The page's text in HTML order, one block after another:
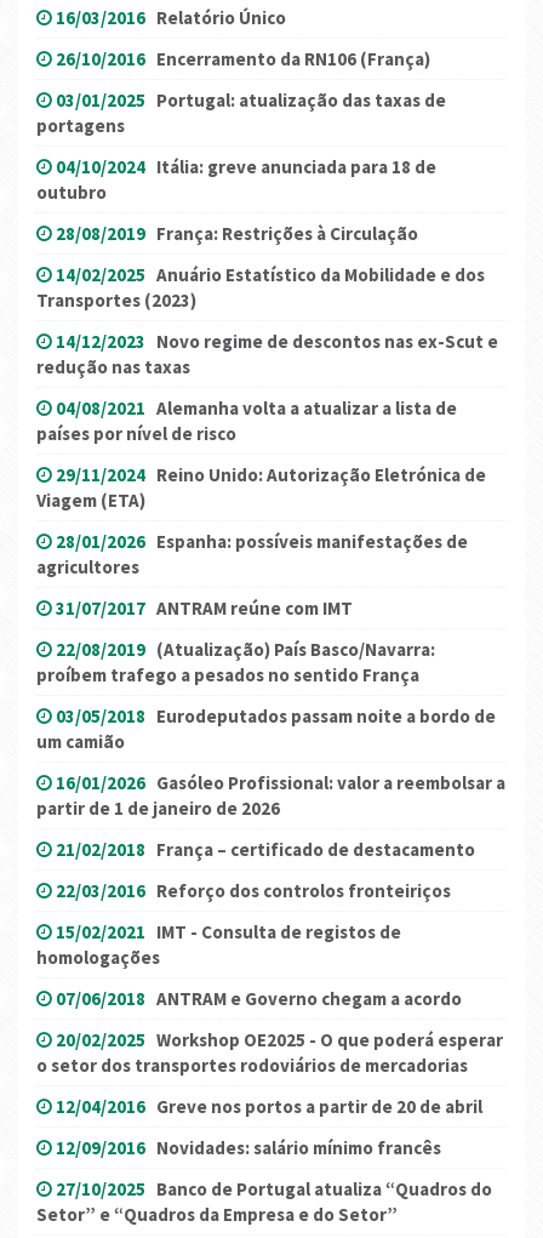
16/03/2016 Relatório Único
26/10/2016 Encerramento da RN106 (França)
03/01/2025 Portugal: atualização das taxas de
portagens
04/10/2024 Itália: greve anunciada para 18 de
outubro
28/08/2019 França: Restrições à Circulação
14/02/2025 Anuário Estatístico da Mobilidade e dos
Transportes (2023)
14/12/2023 Novo regime de descontos nas ex-Scut e
redução nas taxas
04/08/2021 Alemanha volta a atualizar a lista de
países por nível de risco
29/11/2024 Reino Unido: Autorização Eletrónica de
Viagem (ETA)
28/01/2026 Espanha: possíveis manifestações de
agricultores
31/07/2017 ANTRAM reúne com IMT
22/08/2019 (Atualização) País Basco/Navarra:
proíbem trafego a pesados no sentido França
03/05/2018 Eurodeputados passam noite a bordo de
um camião
16/01/2026 Gasóleo Profissional: valor a reembolsar a
partir de 1 de janeiro de 2026
21/02/2018 França – certificado de destacamento
22/03/2016 Reforço dos controlos fronteiriços
15/02/2021 IMT - Consulta de registos de
homologações
07/06/2018 ANTRAM e Governo chegam a acordo
20/02/2025 Workshop OE2025 - O que poderá esperar
o setor dos transportes rodoviários de mercadorias
12/04/2016 Greve nos portos a partir de 20 de abril
12/09/2016 Novidades: salário mínimo francês
27/10/2025 Banco de Portugal atualiza “Quadros do
Setor” e “Quadros da Empresa e do Setor”